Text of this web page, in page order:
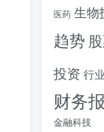
医药 生物
趋势
投资 行
财务
金融科技